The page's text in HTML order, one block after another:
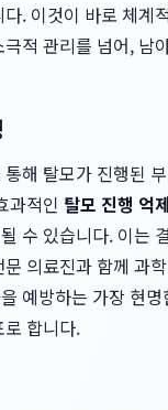
. 이것이 바로 체계
적 관리를 넘어,
해 탈모가 진행된
과적인 탈모 진행 억제
수 있습니다. 이는
의료진과 함께 과
예방하는 가장 현
합니다.